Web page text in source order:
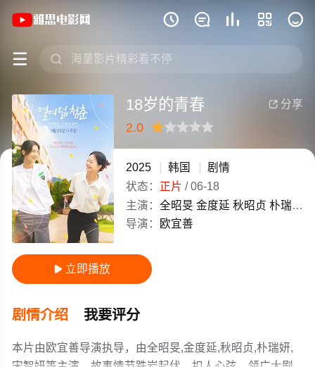
    
 
《18岁的青春》(2025)韩国韩语高清电
 分享
18岁的青春
2.0
很差较差还行推荐力荐
2025 韩国
剧情
状态： 正片 /06-18
主演： 全昭旻 金度延 秋昭贞 朴瑞妍
导演：
欧宜善
 立即播放
剧情介绍 我要评分
本片由欧宜善导演执导，由全昭旻,金度延,秋昭贞,朴瑞妍,